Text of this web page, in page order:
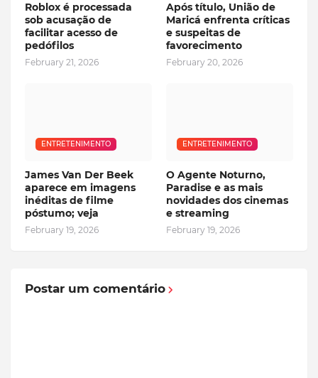
Roblox é processada
sob acusação de
facilitar acesso de
pedófilos
February 21, 2026
Após título, União de
Maricá enfrenta críticas
e suspeitas de
favorecimento
February 20, 2026
ENTRETENIMENTO
James Van Der Beek
aparece em imagens
inéditas de filme
póstumo; veja
February 19, 2026
ENTRETENIMENTO
O Agente Noturno,
Paradise e as mais
novidades dos cinemas
e streaming
February 19, 2026
Postar um comentário